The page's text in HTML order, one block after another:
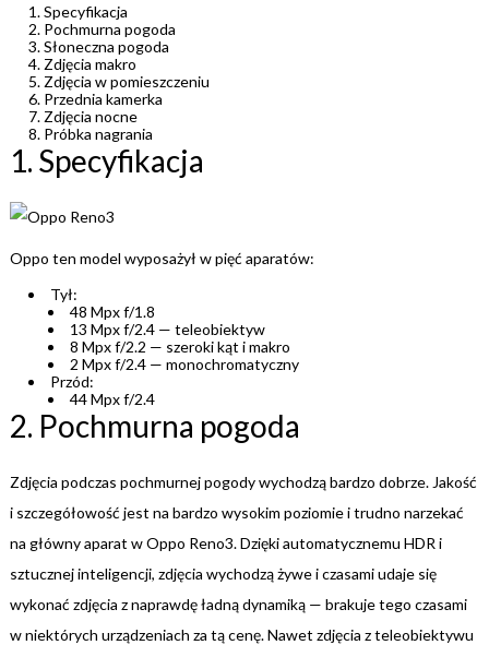
Specyfikacja
Pochmurna pogoda
Słoneczna pogoda
Zdjęcia makro
Zdjęcia w pomieszczeniu
Przednia kamerka
Zdjęcia nocne
Próbka nagrania
1. Specyfikacja
Oppo ten model wyposażył w pięć aparatów:
Tył:
48 Mpx f/1.8
13 Mpx f/2.4 — teleobiektyw
8 Mpx f/2.2 — szeroki kąt i makro
2 Mpx f/2.4 — monochromatyczny
Przód:
44 Mpx f/2.4
2. Pochmurna pogoda
Zdjęcia podczas pochmurnej pogody wychodzą bardzo dobrze. Jakość
i szczegółowość jest na bardzo wysokim poziomie i trudno narzekać
na główny aparat w Oppo Reno3. Dzięki automatycznemu HDR i
sztucznej inteligencji, zdjęcia wychodzą żywe i czasami udaje się
wykonać zdjęcia z naprawdę ładną dynamiką — brakuje tego czasami
w niektórych urządzeniach za tą cenę. Nawet zdjęcia z teleobiektywu